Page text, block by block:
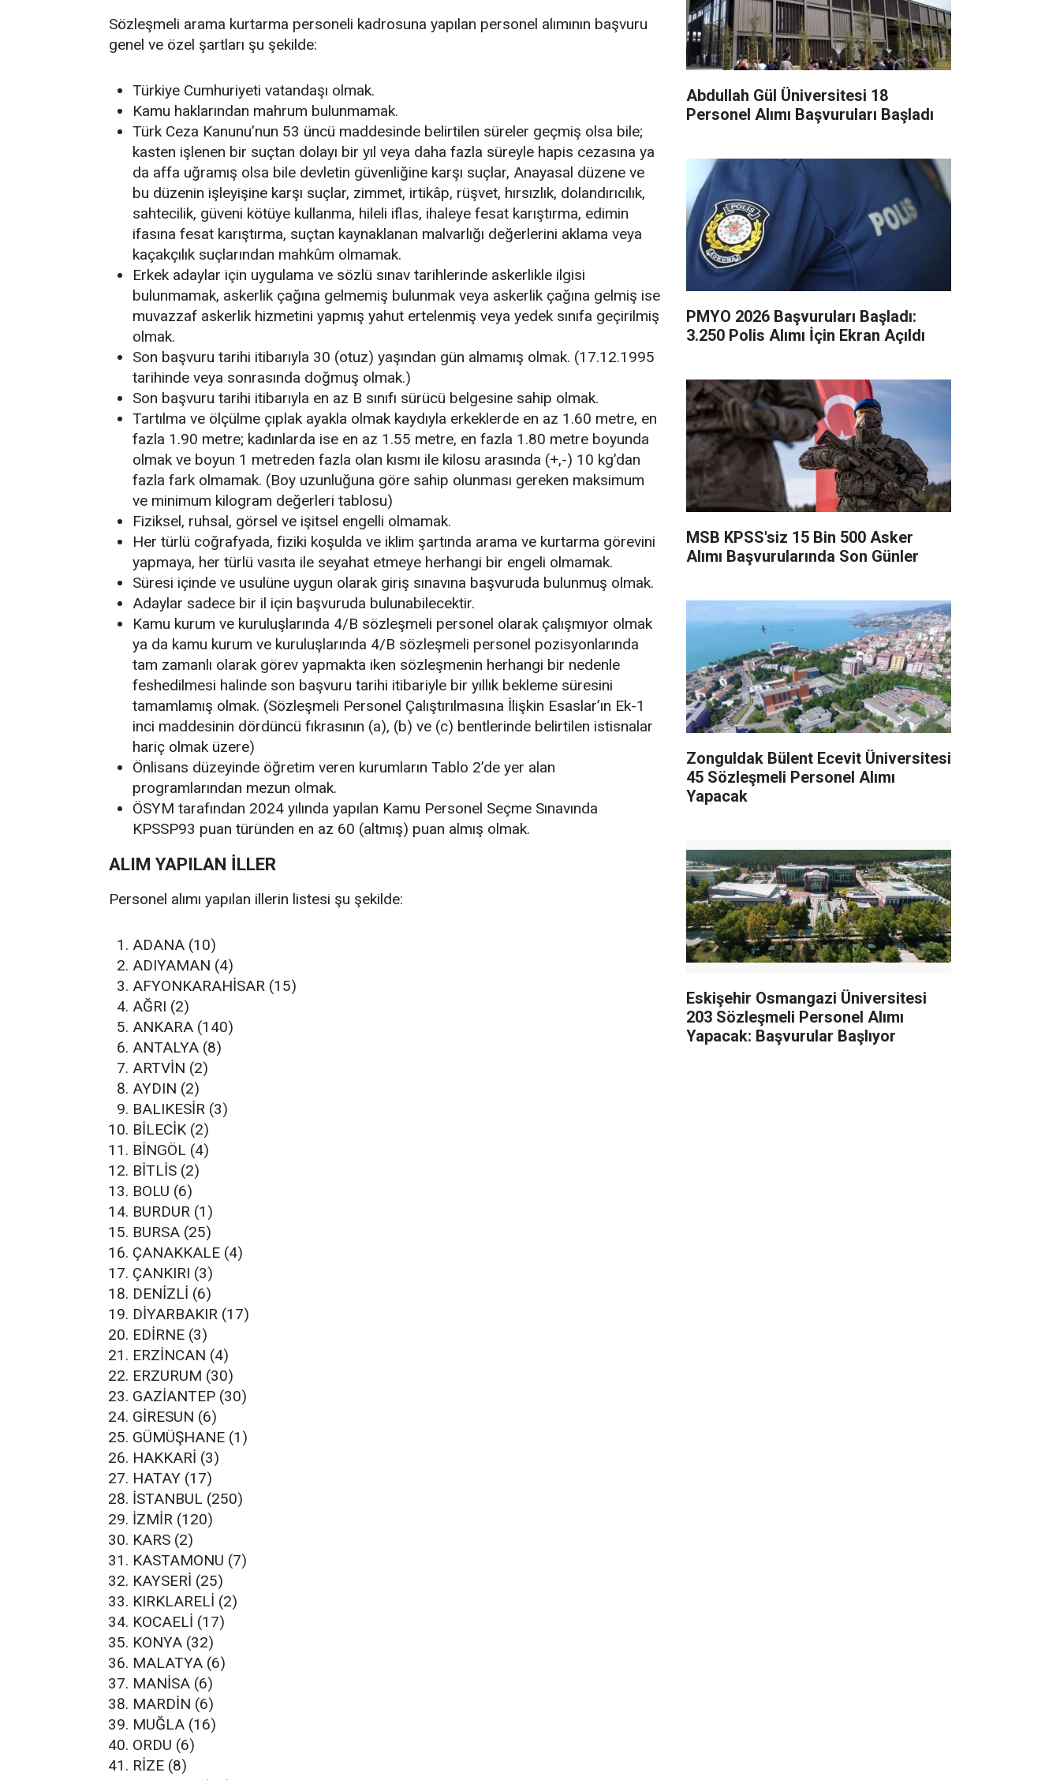
Sözleşmeli arama kurtarma personeli kadrosuna yapılan personel alımının başvuru
genel ve özel şartları şu şekilde:
Türkiye Cumhuriyeti vatandaşı olmak.
Kamu haklarından mahrum bulunmamak.
Türk Ceza Kanunu’nun 53 üncü maddesinde belirtilen süreler geçmiş olsa bile;
kasten işlenen bir suçtan dolayı bir yıl veya daha fazla süreyle hapis cezasına ya
da affa uğramış olsa bile devletin güvenliğine karşı suçlar, Anayasal düzene ve
bu düzenin işleyişine karşı suçlar, zimmet, irtikâp, rüşvet, hırsızlık, dolandırıcılık,
sahtecilik, güveni kötüye kullanma, hileli iflas, ihaleye fesat karıştırma, edimin
ifasına fesat karıştırma, suçtan kaynaklanan malvarlığı değerlerini aklama veya
kaçakçılık suçlarından mahkûm olmamak.
Erkek adaylar için uygulama ve sözlü sınav tarihlerinde askerlikle ilgisi
bulunmamak, askerlik çağına gelmemiş bulunmak veya askerlik çağına gelmiş ise
muvazzaf askerlik hizmetini yapmış yahut ertelenmiş veya yedek sınıfa geçirilmiş
olmak.
Son başvuru tarihi itibarıyla 30 (otuz) yaşından gün almamış olmak. (17.12.1995
tarihinde veya sonrasında doğmuş olmak.)
Son başvuru tarihi itibarıyla en az B sınıfı sürücü belgesine sahip olmak.
Tartılma ve ölçülme çıplak ayakla olmak kaydıyla erkeklerde en az 1.60 metre, en
fazla 1.90 metre; kadınlarda ise en az 1.55 metre, en fazla 1.80 metre boyunda
olmak ve boyun 1 metreden fazla olan kısmı ile kilosu arasında (+,-) 10 kg’dan
fazla fark olmamak. (Boy uzunluğuna göre sahip olunması gereken maksimum
ve minimum kilogram değerleri tablosu)
Fiziksel, ruhsal, görsel ve işitsel engelli olmamak.
Her türlü coğrafyada, fiziki koşulda ve iklim şartında arama ve kurtarma görevini
yapmaya, her türlü vasıta ile seyahat etmeye herhangi bir engeli olmamak.
Süresi içinde ve usulüne uygun olarak giriş sınavına başvuruda bulunmuş olmak.
Adaylar sadece bir il için başvuruda bulunabilecektir.
Kamu kurum ve kuruluşlarında 4/B sözleşmeli personel olarak çalışmıyor olmak
ya da kamu kurum ve kuruluşlarında 4/B sözleşmeli personel pozisyonlarında
tam zamanlı olarak görev yapmakta iken sözleşmenin herhangi bir nedenle
feshedilmesi halinde son başvuru tarihi itibariyle bir yıllık bekleme süresini
tamamlamış olmak. (Sözleşmeli Personel Çalıştırılmasına İlişkin Esaslar’ın Ek-1
inci maddesinin dördüncü fıkrasının (a), (b) ve (c) bentlerinde belirtilen istisnalar
hariç olmak üzere)
Önlisans düzeyinde öğretim veren kurumların Tablo 2’de yer alan
programlarından mezun olmak.
ÖSYM tarafından 2024 yılında yapılan Kamu Personel Seçme Sınavında
KPSSP93 puan türünden en az 60 (altmış) puan almış olmak.
ALIM YAPILAN İLLER
Personel alımı yapılan illerin listesi şu şekilde:
ADANA (10)
ADIYAMAN (4)
AFYONKARAHİSAR (15)
AĞRI (2)
ANKARA (140)
ANTALYA (8)
ARTVİN (2)
AYDIN (2)
BALIKESİR (3)
BİLECİK (2)
BİNGÖL (4)
BİTLİS (2)
BOLU (6)
BURDUR (1)
BURSA (25)
ÇANAKKALE (4)
ÇANKIRI (3)
DENİZLİ (6)
DİYARBAKIR (17)
EDİRNE (3)
ERZİNCAN (4)
ERZURUM (30)
GAZİANTEP (30)
GİRESUN (6)
GÜMÜŞHANE (1)
HAKKARİ (3)
HATAY (17)
İSTANBUL (250)
İZMİR (120)
KARS (2)
KASTAMONU (7)
KAYSERİ (25)
KIRKLARELİ (2)
KOCAELİ (17)
KONYA (32)
MALATYA (6)
MANİSA (6)
MARDİN (6)
MUĞLA (16)
ORDU (6)
RİZE (8)
Abdullah Gül Üniversitesi 18
Personel Alımı Başvuruları Başladı
PMYO 2026 Başvuruları Başladı:
3.250 Polis Alımı İçin Ekran Açıldı
MSB KPSS'siz 15 Bin 500 Asker
Alımı Başvurularında Son Günler
Zonguldak Bülent Ecevit Üniversitesi
45 Sözleşmeli Personel Alımı
Yapacak
Eskişehir Osmangazi Üniversitesi
203 Sözleşmeli Personel Alımı
Yapacak: Başvurular Başlıyor